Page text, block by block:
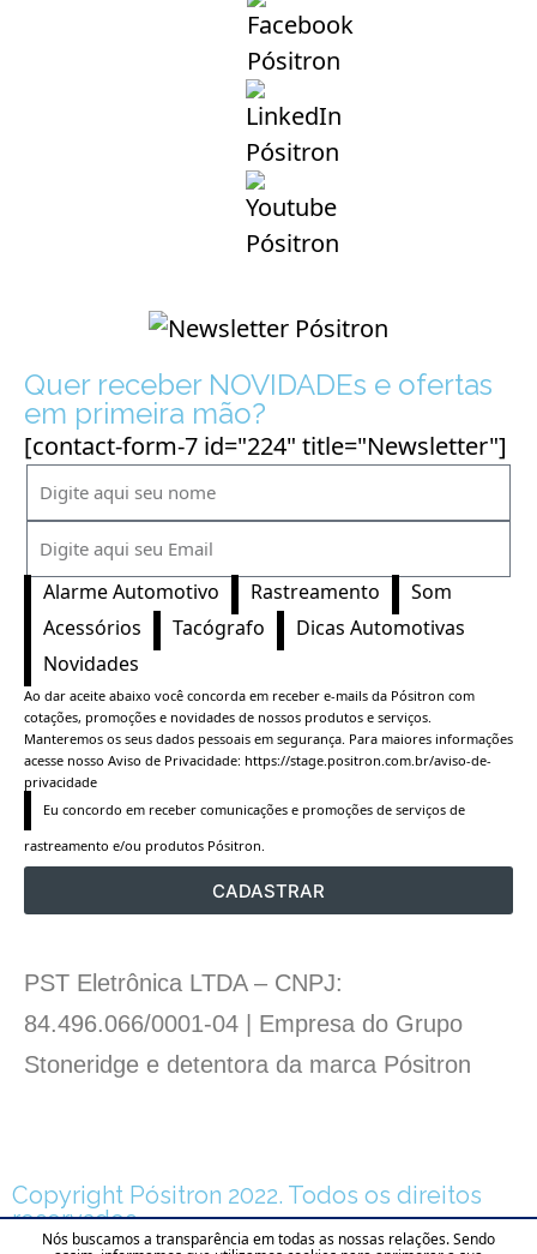
Quer receber NOVIDADEs e ofertas
em primeira mão?
[contact-form-7 id="224" title="Newsletter"]
Alarme Automotivo Rastreamento
Som
Acessórios
Tacógrafo
Dicas Automotivas
Novidades
Ao dar aceite abaixo você concorda em receber e-mails da Pósitron com
cotações, promoções e novidades de nossos produtos e serviços.
Manteremos os seus dados pessoais em segurança. Para maiores informações
acesse nosso Aviso de Privacidade: https://stage.positron.com.br/aviso-de-
privacidade
Eu concordo em receber comunicações e promoções de serviços de
rastreamento e/ou produtos Pósitron.
CADASTRAR
PST Eletrônica LTDA – CNPJ:
84.496.066/0001-04 | Empresa do Grupo
Stoneridge e detentora da marca Pósitron
Copyright Pósitron 2022. Todos os direitos
reservados.
Nós buscamos a transparência em todas as nossas relações. Sendo